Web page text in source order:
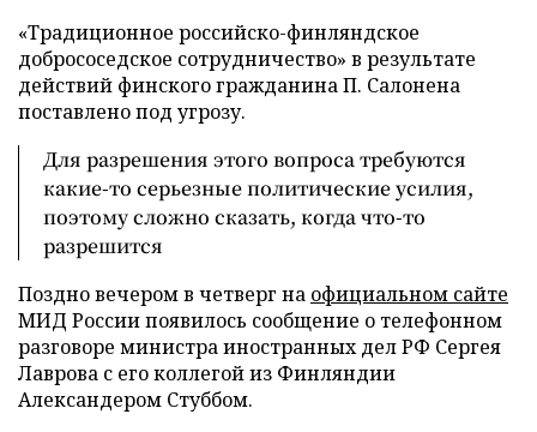
«Традиционное российско-финляндское
добрососедское сотрудничество» в результате
действий финского гражданина П. Салонена
поставлено под угрозу.
Для разрешения этого вопроса требуются
какие-то серьезные политические усилия,
поэтому сложно сказать, когда что-то
разрешится
Поздно вечером в четверг на официальном сайте
МИД России появилось сообщение о телефонном
разговоре министра иностранных дел РФ Сергея
Лаврова с его коллегой из Финляндии
Александером Стуббом.